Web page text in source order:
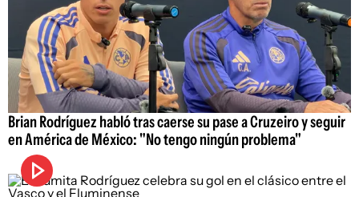
Brian Rodríguez habló tras caerse su pase a Cruzeiro y seguir
en América de México: "No tengo ningún problema"